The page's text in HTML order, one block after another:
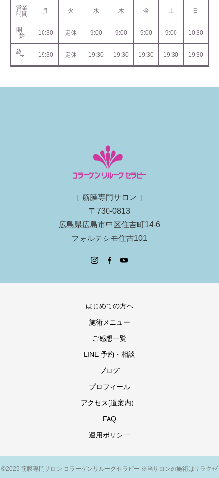
営業
時間
月 火 水 木 金 土 日
開
始
10:30 定休 9:00 9:00 9:00 9:00 10:30
終
了
19:30 定休 19:30 19:30 19:30 19:30 19:30
［ 筋膜専門サロン ］
〒730-0813
広島県広島市中区住吉町14-6
フォルテシモ住吉101
はじめての方へ
施術メニュー
ご感想一覧
LINE 予約・相談
ブログ
プロフィール
アクセス(道案内）
FAQ
運用ポリシー
©2025 筋膜専門サロン コラーゲンリルークセラピー ※当サロンの施術はリラクゼ